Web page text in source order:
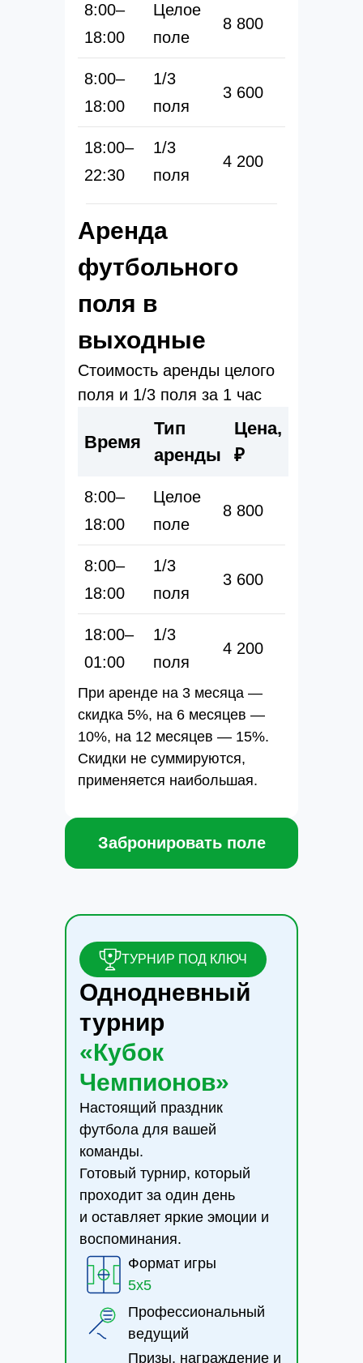
8:00–
18:00
Целое
поле
8 800
8:00–
18:00
1/3
поля
3 600
18:00–
22:30
1/3
поля
4 200
Аренда
футбольного
поля в
выходные
Стоимость аренды целого
поля и 1/3 поля за 1 час
Время
Тип
аренды
Цена,
₽
8:00–
18:00
Целое
поле
8 800
8:00–
18:00
1/3
поля
3 600
18:00–
01:00
1/3
поля
4 200
При аренде на 3 месяца —
скидка 5%, на 6 месяцев —
10%, на 12 месяцев — 15%.
Скидки не суммируются,
применяется наибольшая.
Забронировать поле
ТУРНИР ПОД КЛЮЧ
Однодневный
турнир
«Кубок
Чемпионов»
Настоящий праздник
футбола для вашей
команды.
Готовый турнир, который
проходит за один день
и оставляет яркие эмоции и
воспоминания.
Формат игры
5x5
Профессиональный
ведущий
Призы, награждение и